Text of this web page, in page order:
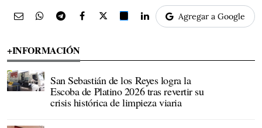
Agregar a Google
+INFORMACIÓN
San Sebastián de los Reyes logra la
Escoba de Platino 2026 tras revertir su
crisis histórica de limpieza viaria